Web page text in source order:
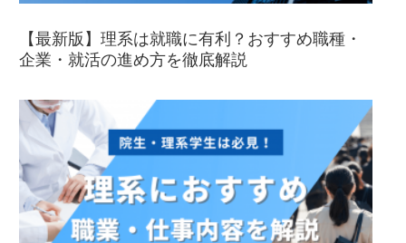
【最新版】理系は就職に有利？おすすめ職種・
企業・就活の進め方を徹底解説